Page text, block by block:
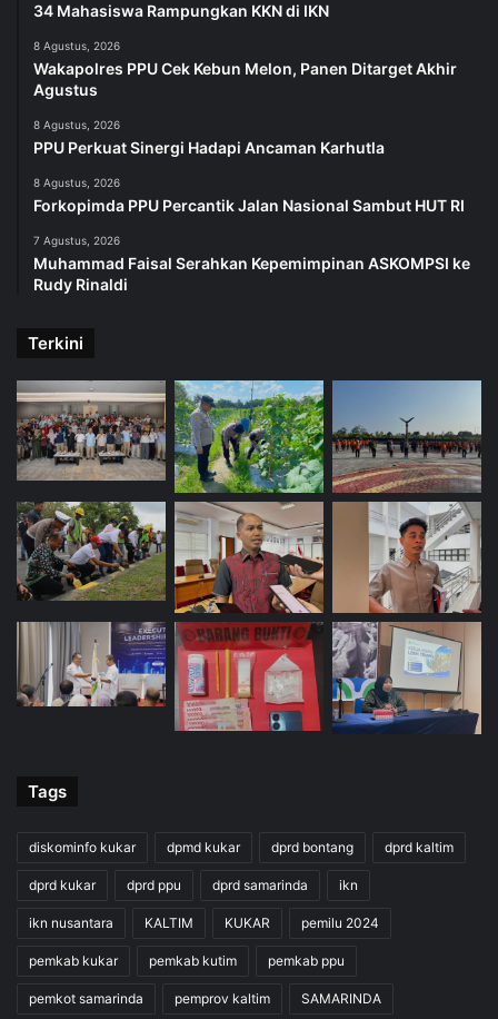
34 Mahasiswa Rampungkan KKN di IKN
8 Agustus, 2026
Wakapolres PPU Cek Kebun Melon, Panen Ditarget Akhir
Agustus
8 Agustus, 2026
PPU Perkuat Sinergi Hadapi Ancaman Karhutla
8 Agustus, 2026
Forkopimda PPU Percantik Jalan Nasional Sambut HUT RI
7 Agustus, 2026
Muhammad Faisal Serahkan Kepemimpinan ASKOMPSI ke
Rudy Rinaldi
Terkini
Tags
diskominfo kukar dpmd kukar dprd bontang dprd kaltim
dprd kukar dprd ppu dprd samarinda ikn
ikn nusantara KALTIM KUKAR pemilu 2024
pemkab kukar pemkab kutim pemkab ppu
pemkot samarinda pemprov kaltim SAMARINDA